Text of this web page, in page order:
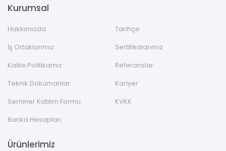
Kurumsal
Hakkımızda
Tarihçe
İş Ortaklarımız
Sertifikalarımız
Kalite Politikamız
Referanslar
Teknik Dokümanlar
Kariyer
Seminer Katılım Formu
KVKK
Banka Hesapları
Ürünlerimiz